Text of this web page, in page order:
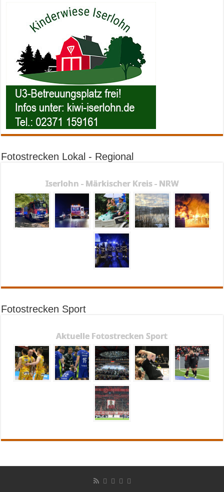
Fotostrecken Lokal - Regional
Iserlohn - Märkischer Kreis - NRW
Fotostrecken Sport
Aktuelle Fotostrecken Sport